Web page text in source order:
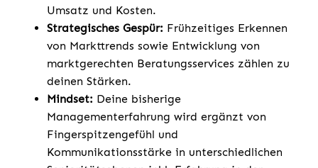
Umsatz und Kosten.
Strategisches Gespür: Frühzeitiges Erkennen
von Markttrends sowie Entwicklung von
marktgerechten Beratungsservices zählen zu
deinen Stärken.
Mindset: Deine bisherige
Managementerfahrung wird ergänzt von
Fingerspitzengefühl und
Kommunikationsstärke in unterschiedlichen